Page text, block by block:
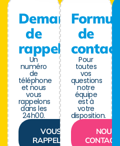
Demande
de
rappel
Un
numéro
de
téléphone
et nous
vous
rappelons
dans les
24h00.
VOUS
RAPPELER
de
contact
Pour
toutes
vos
questions
notre
équipe
est à
votre
disposition.
NOUS